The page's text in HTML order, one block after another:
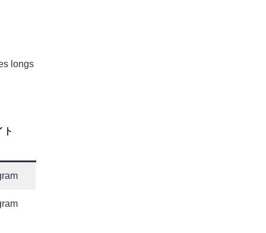
longs
ト